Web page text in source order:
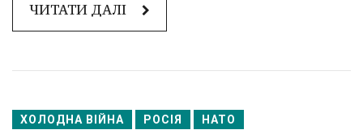
ЧИТАТИ ДАЛІ
ХОЛОДНА ВІЙНА РОСІЯ НАТО